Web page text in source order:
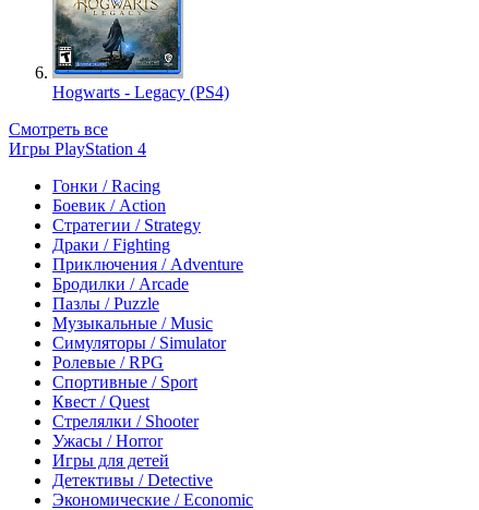
Hogwarts - Legacy (PS4)
Смотреть все
Игры PlayStation 4
Гонки / Racing
Боевик / Action
Стратегии / Strategy
Драки / Fighting
Приключения / Adventure
Бродилки / Arcade
Пазлы / Puzzle
Музыкальные / Music
Симуляторы / Simulator
Ролевые / RPG
Спортивные / Sport
Квест / Quest
Стрелялки / Shooter
Ужасы / Horror
Игры для детей
Детективы / Detective
Экономические / Economic